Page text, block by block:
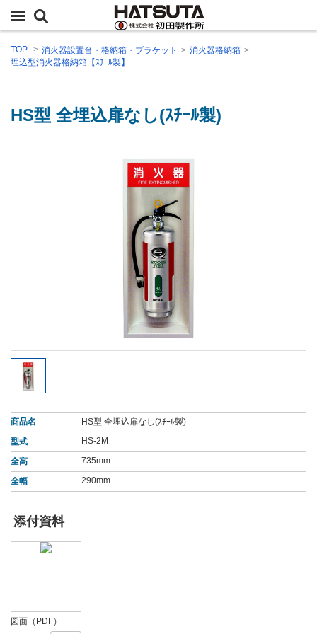
TOP 消火器設置台・格納箱・ブラケット
消火器格納箱
埋込型消火器格納箱【ｽﾁｰﾙ製】
HS型 全埋込扉なし(ｽﾁｰﾙ製)
商品名
HS型 全埋込扉なし(ｽﾁｰﾙ製)
型式
HS-2M
全高 735mm
全幅 290mm
添付資料
図面（PDF）